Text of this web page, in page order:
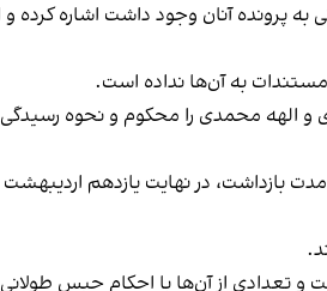
به پرونده آنان وجود داشت اشاره
به آن‌ها نداده‌ است.
الهه محمدی را محکوم و نحوه رسیدگی
بازداشت، در نهایت یازدهم